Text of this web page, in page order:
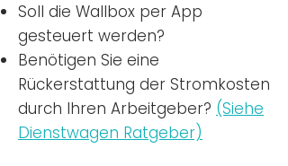
Soll die Wallbox per App
gesteuert werden?
Benötigen Sie eine
Rückerstattung der Stromkosten
durch Ihren Arbeitgeber? (Siehe
Dienstwagen Ratgeber)